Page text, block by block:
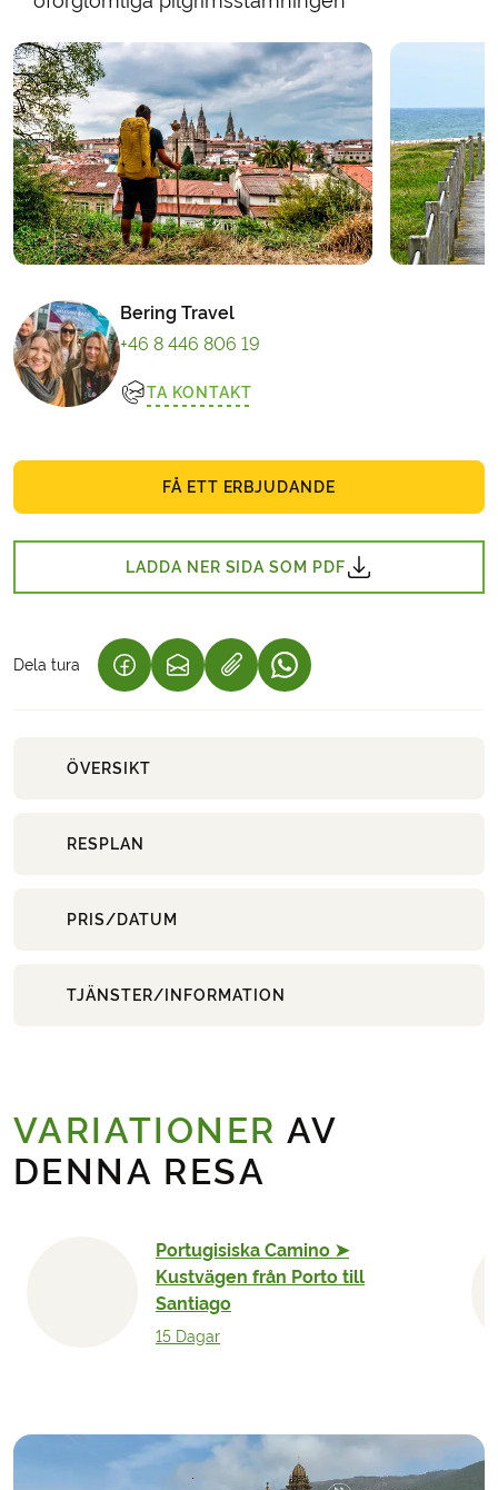
Bering Travel
+46 8 446 806 19
TA KONTAKT
FÅ ETT ERBJUDANDE
LADDA NER SIDA SOM PDF
Dela tura (LÄNKEN ÖPPNAS I EN NY FLIK)
(LÄNKEN ÖPPNAS I EN NY FLIK)
(LÄNKEN ÖPPNAS I EN
ÖVERSIKT
RESPLAN
PRIS/DATUM
TJÄNSTER/INFORMATION
VARIATIONER AV
DENNA RESA
Portugisiska Camino ➤
Kustvägen från Porto till
Santiago
15 Dagar